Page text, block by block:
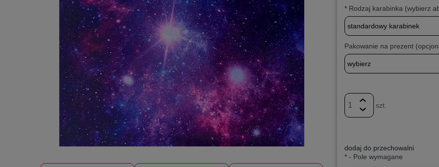
*Rodzaj karabinka (wybierz
Pakowanie na prezent
szt.
dodaj do przechowalni
*- Pole wymagane